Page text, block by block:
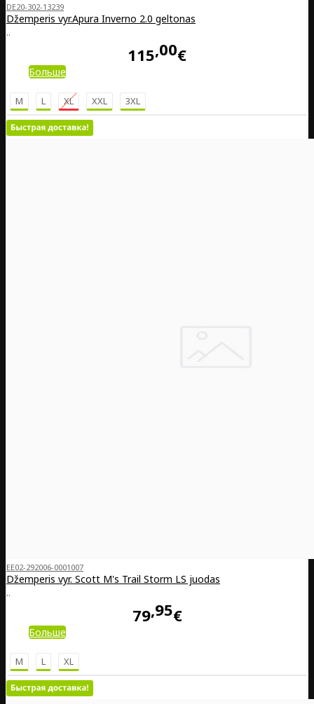
DE20-302-13239
Džemperis vyr.Apura Inverno 2.0 geltonas
..
115 00€
Больше
M L XL XXL 3XL
EE02-292006-0001007
Džemperis vyr. Scott M's Trail Storm LS juodas
..
79 95€
Больше
M L XL